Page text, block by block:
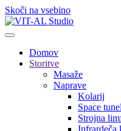
Skoči na vsebino
Domov
Storitve
Masaže
Naprave
Kolarij
Space tunel
Strojna
Infrardeča